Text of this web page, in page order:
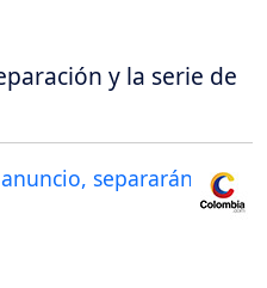
y la serie de